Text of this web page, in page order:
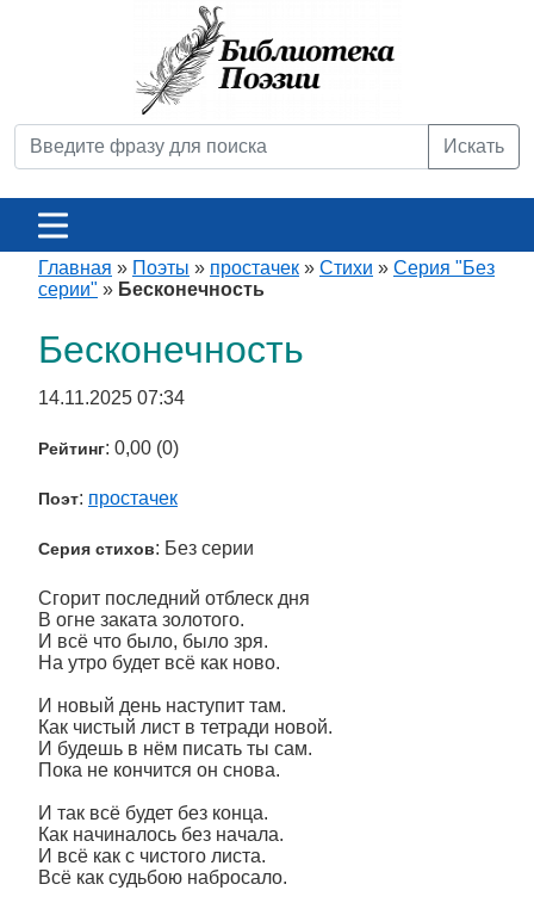
Искать
Главная » Поэты » простачек » Стихи » Серия "Без
серии" » Бесконечность
Бесконечность
14.11.2025 07:34
Рейтинг: 0,00 (0)
Поэт: простачек
Серия стихов: Без серии
Сгорит последний отблеск дня
В огне заката золотого.
И всё что было, было зря.
На утро будет всё как ново.
И новый день наступит там.
Как чистый лист в тетради новой.
И будешь в нём писать ты сам.
Пока не кончится он снова.
И так всё будет без конца.
Как начиналось без начала.
И всё как с чистого листа.
Всё как судьбою набросало.